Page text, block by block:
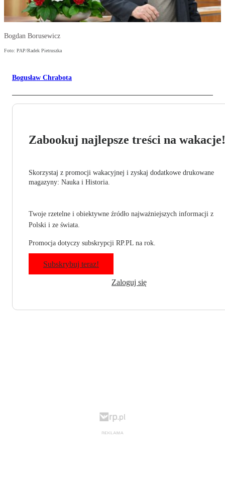
Bogdan Borusewicz
Foto: PAP/Radek Pietruszka
Bogusław Chrabota
Zabookuj najlepsze treści na wakacje!
Skorzystaj z promocji wakacyjnej i zyskaj dodatkowe drukowane
magazyny: Nauka i Historia.
Twoje rzetelne i obiektywne źródło najważniejszych informacji z
Polski i ze świata.
Promocja dotyczy subskrypcji RP.PL na rok.
Subskrybuj teraz!
Zaloguj się